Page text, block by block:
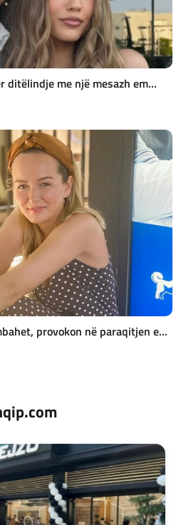
ditëlindje me një mesazh em...
provokon në paraqitjen e...